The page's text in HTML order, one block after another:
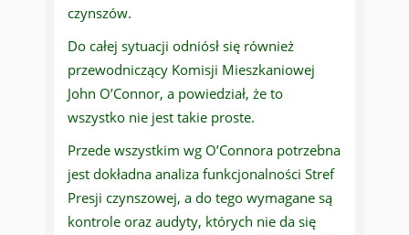
czynszów.
Do całej sytuacji odniósł się również
przewodniczący Komisji Mieszkaniowej
John O’Connor, a powiedział, że to
wszystko nie jest takie proste.
Przede wszystkim wg O’Connora potrzebna
jest dokładna analiza funkcjonalności Stref
Presji czynszowej, a do tego wymagane są
kontrole oraz audyty, których nie da się